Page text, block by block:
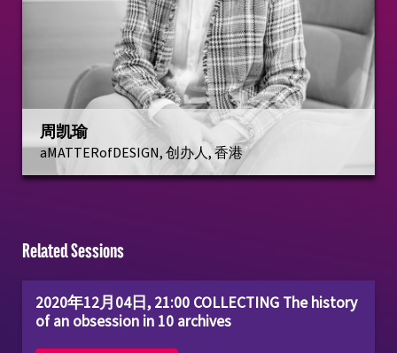
周凯瑜
aMATTERofDESIGN, 创办人, 香港
Related Sessions
2020年12月04日, 21:00 COLLECTING The history
of an obsession in 10 archives